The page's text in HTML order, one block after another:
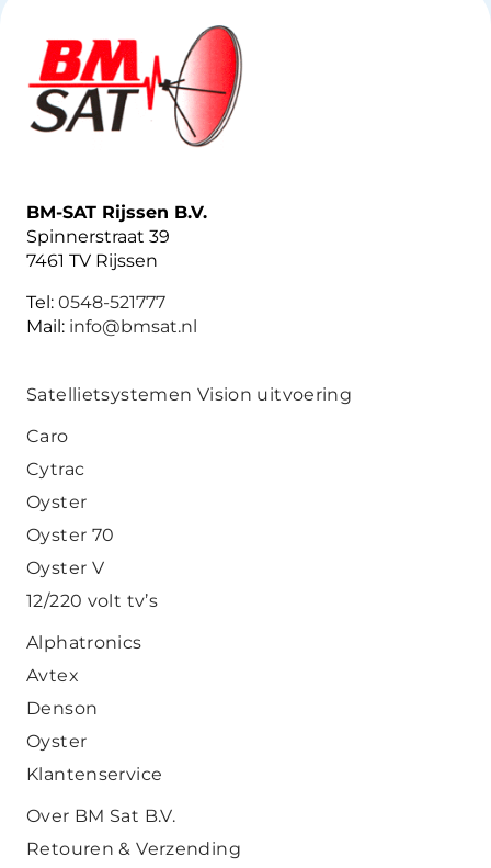
BM-SAT Rijssen B.V.
Spinnerstraat 39
7461 TV Rijssen
Tel: 0548-521777
Mail: info@bmsat.nl
Satellietsystemen Vision uitvoering
Caro
Cytrac
Oyster
Oyster 70
Oyster V
12/220 volt tv’s
Alphatronics
Avtex
Denson
Oyster
Klantenservice
Over BM Sat B.V.
Retouren & Verzending